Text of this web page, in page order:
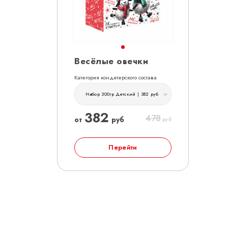
Весёлые овечки
Категория кондитерского состава
Набор 300гр Детский | 382 руб
от 382 руб 478 руб
Перейти